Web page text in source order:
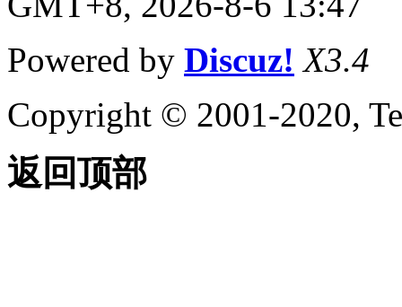
Powered by Discuz! X3.4
Copyright © 2001-2020,
返回顶部